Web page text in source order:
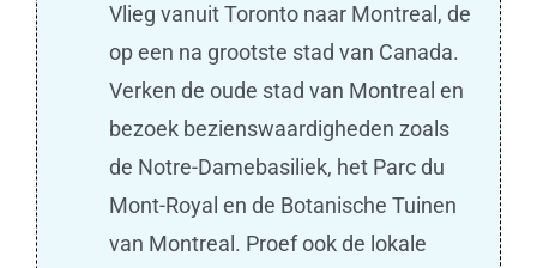
Vlieg vanuit Toronto naar Montreal, de
op een na grootste stad van Canada.
Verken de oude stad van Montreal en
bezoek bezienswaardigheden zoals
de Notre-Damebasiliek, het Parc du
Mont-Royal en de Botanische Tuinen
van Montreal. Proef ook de lokale